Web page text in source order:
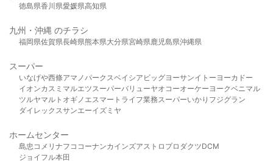
徳島県香川県愛媛県高知県
九州・沖縄 のチラシ
福岡県佐賀県長崎県熊本県大分県宮崎県 鹿児島県沖縄県
スーパー
いなげや西條アマノパークスベイシア ビッグヨーサンイトーヨーカドー
イオンカスミ マルエツ スーパーバリューヤオコーオーケー ヨークベニマル
ツルヤマルト オギノ エスマート ライフ業務スーパーいかり フジグラン
ダイレックスサンエーイズミヤ
ホームセンター
島忠 コメリ ナフコ コーナンカインズアストロプロダクツDCM
ジョイフル本田